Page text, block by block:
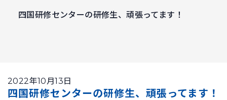
四国研修センターの研修生、頑張ってます！
2022年10月13日
四国研修センターの研修生、頑張ってます！